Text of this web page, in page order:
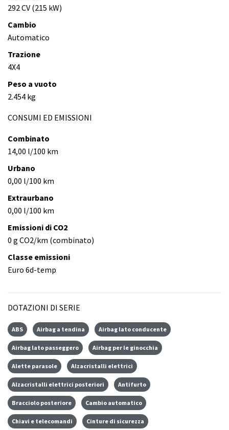
292 CV (215 kW)
Cambio
Automatico
Trazione
4X4
Peso a vuoto
2.454 kg
CONSUMI ED EMISSIONI
Combinato
14,00 l/100 km
Urbano
0,00 l/100 km
Extraurbano
0,00 l/100 km
Emissioni di CO2
0 g CO2/km (combinato)
Classe emissioni
Euro 6d-temp
DOTAZIONI DI SERIE
ABS Airbag a tendina Airbag lato conducente
Airbag lato passeggero Airbag per le ginocchia
Alette parasole Alzacristalli elettrici
Alzacristalli elettrici posteriori Antifurto
Bracciolo posteriore Cambio automatico
Chiavi e telecomandi Cinture di sicurezza